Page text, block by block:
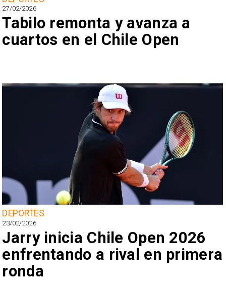
27/02/2026
Tabilo remonta y avanza a
cuartos en el Chile Open
DEPORTES
23/02/2026
Jarry inicia Chile Open 2026
enfrentando a rival en primera
ronda